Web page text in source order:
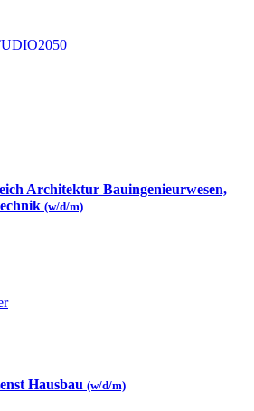
Architektur Bauingenieurwesen,
(w/d/m)
Hausbau (w/d/m)